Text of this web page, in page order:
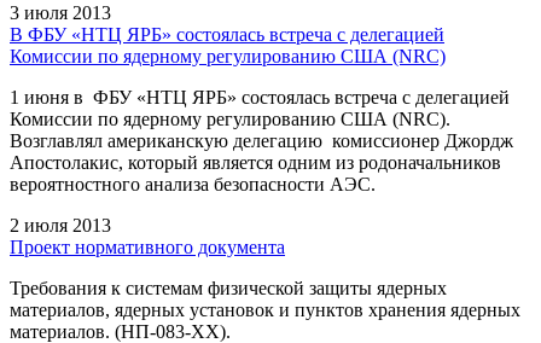
3 июля 2013
В ФБУ «НТЦ ЯРБ» состоялась встреча с делегацией
Комиссии по ядерному регулированию США (NRC)
1 июня в ФБУ «НТЦ ЯРБ» состоялась встреча с делегацией
Комиссии по ядерному регулированию США (NRC).
Возглавлял американскую делегацию комиссионер Джордж
Апостолакис, который является одним из родоначальников
вероятностного анализа безопасности АЭС.
2 июля 2013
Проект нормативного документа
Требования к системам физической защиты ядерных
материалов, ядерных установок и пунктов хранения ядерных
материалов. (НП-083-ХХ).